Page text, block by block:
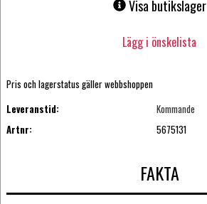
Visa butikslager
Lägg i önskelista
Pris och lagerstatus gäller webbshoppen
Leveranstid:
Kommande
Artnr:
5675131
FAKTA